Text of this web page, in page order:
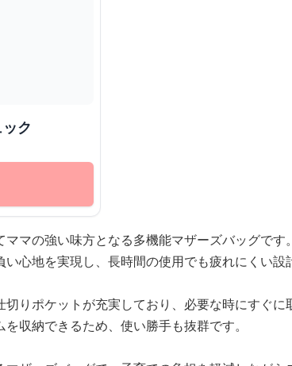
ク
マの強い味方となる多機能マザーズバッグです。
心地を実現し、長時間の使用でも疲れにくい設
りポケットが充実しており、必要な時にすぐに
収納できるため、使い勝手も抜群です。